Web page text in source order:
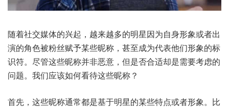
随着社交媒体的兴起，越来越多的明星因为自身形象或者出
演的角色被粉丝赋予某些昵称，甚至成为代表他们形象的标
识符。尽管这些昵称并非恶意，但是否合适却是需要考虑的
问题。我们应该如何看待这些昵称？
首先，这些昵称通常都是基于明星的某些特点或者形象。比